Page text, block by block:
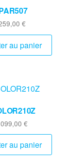
€
au panier
€
au panier